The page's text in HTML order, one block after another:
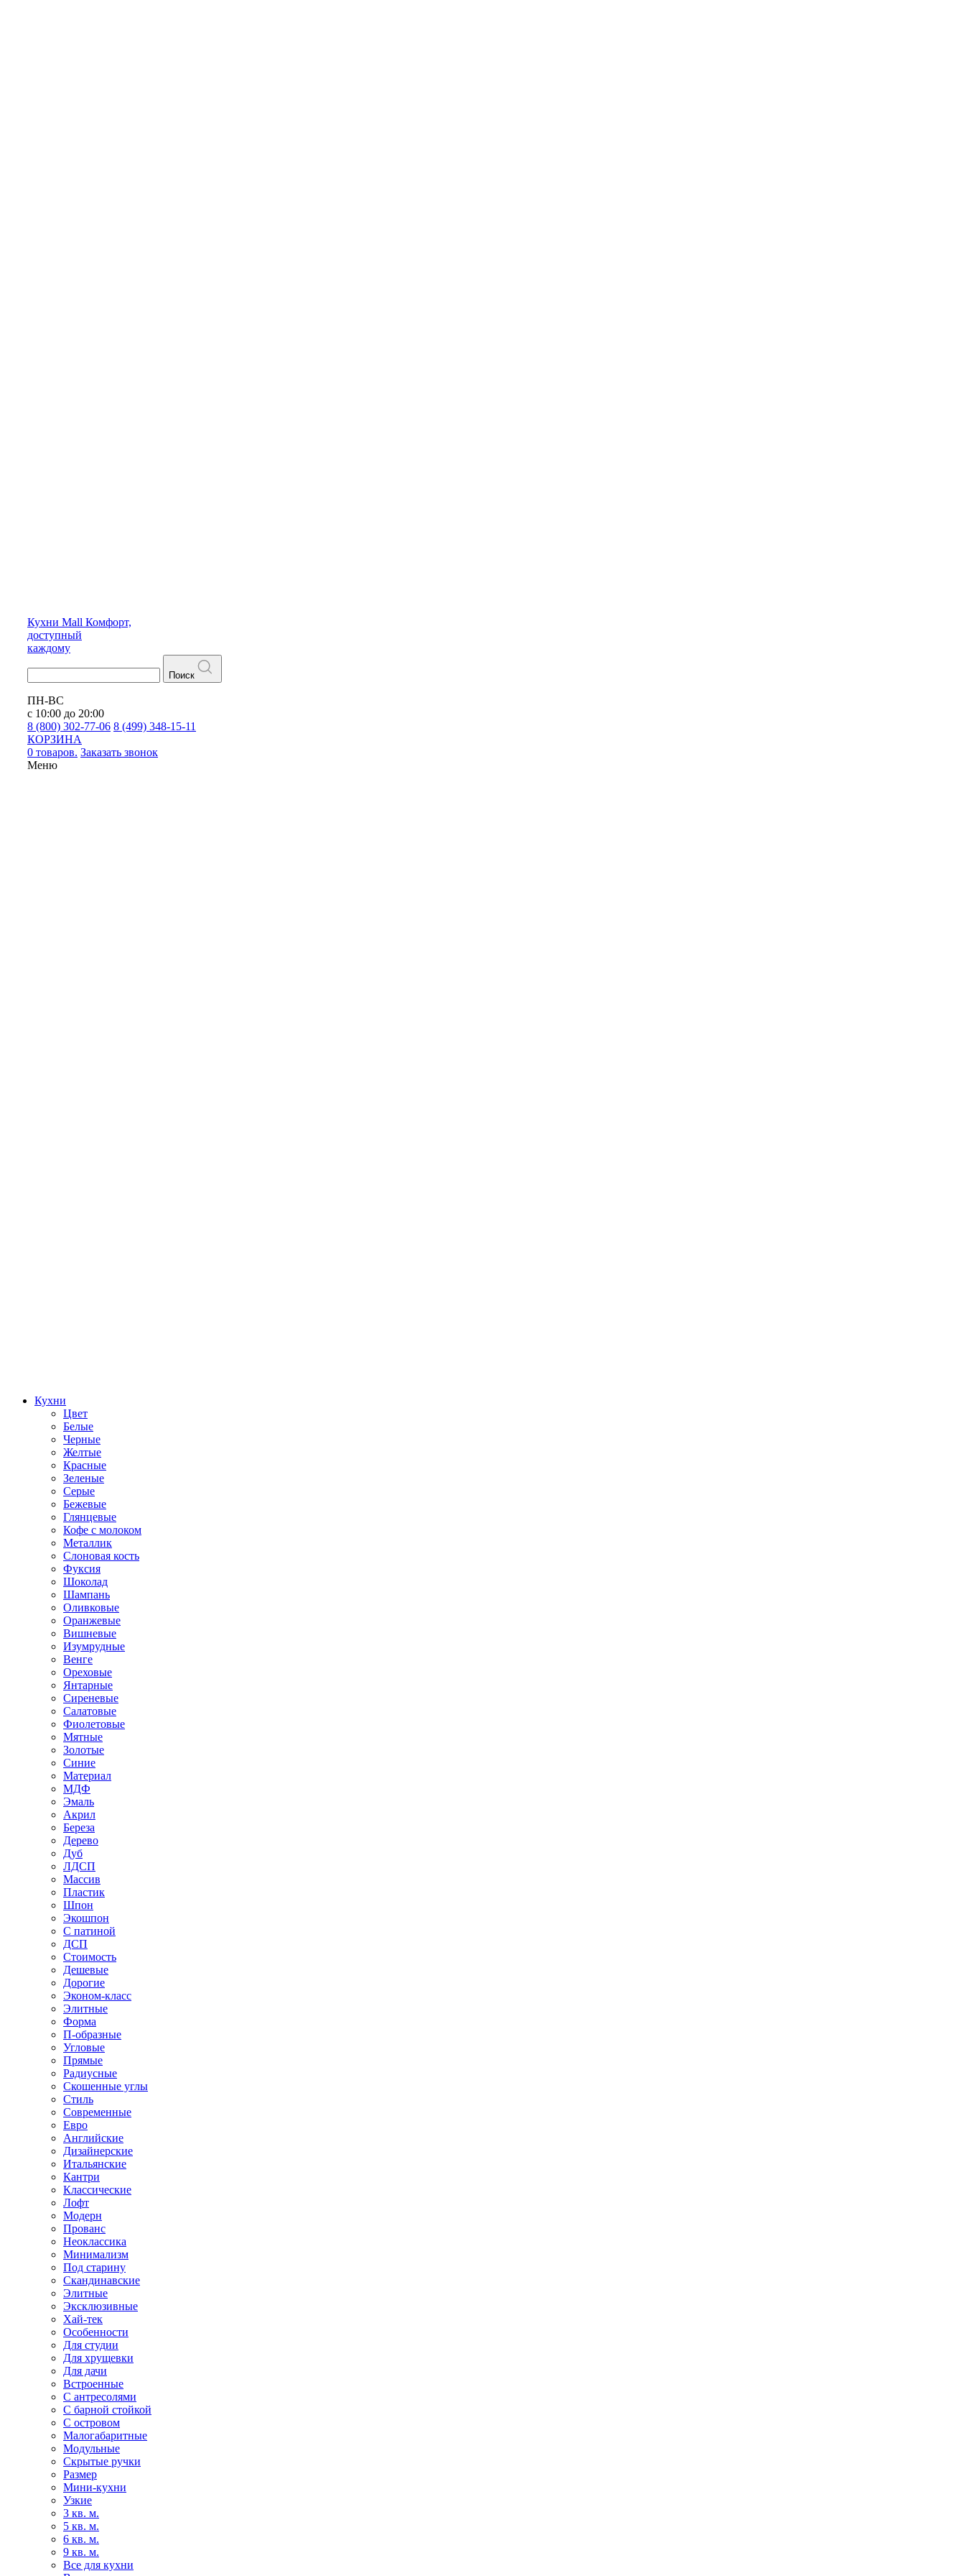
Кухни Mall Комфорт,
доступный
каждому
Поиск
ПН-ВС
с 10:00 до 20:00
8 (800) 302-77-06 8 (499) 348-15-11
КОРЗИНА
0 товаров. Заказать звонок
Меню
Кухни
Цвет
Белые
Черные
Желтые
Красные
Зеленые
Серые
Бежевые
Глянцевые
Кофе с молоком
Металлик
Слоновая кость
Фуксия
Шоколад
Шампань
Оливковые
Оранжевые
Вишневые
Изумрудные
Венге
Ореховые
Янтарные
Сиреневые
Салатовые
Фиолетовые
Мятные
Золотые
Синие
Материал
МДФ
Эмаль
Акрил
Береза
Дерево
Дуб
ЛДСП
Массив
Пластик
Шпон
Экошпон
С патиной
ДСП
Стоимость
Дешевые
Дорогие
Эконом-класс
Элитные
Форма
П-образные
Угловые
Прямые
Радиусные
Скошенные углы
Стиль
Современные
Евро
Английские
Дизайнерские
Итальянские
Кантри
Классические
Лофт
Модерн
Прованс
Неоклассика
Минимализм
Под старину
Скандинавские
Элитные
Эксклюзивные
Хай-тек
Особенности
Для студии
Для хрущевки
Для дачи
Встроенные
С антресолями
С барной стойкой
С островом
Малогабаритные
Модульные
Скрытые ручки
Размер
Мини-кухни
Узкие
3 кв. м.
5 кв. м.
6 кв. м.
9 кв. м.
Все для кухни